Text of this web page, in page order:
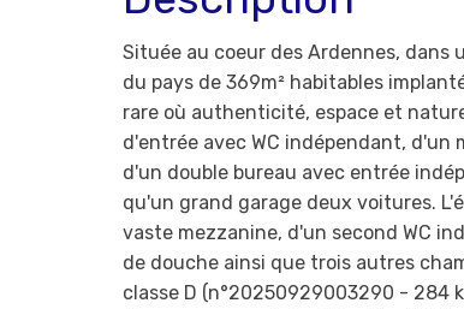
Située au coeur des Ardennes,
du pays de 369m² habitables
rare où authenticité, espace et
d'entrée avec WC indépendant, d'un
d'un double bureau avec entrée
qu'un grand garage deux voitures.
vaste mezzanine, d'un second WC
de douche ainsi que trois autres
classe D (n°20250929003290 - 284